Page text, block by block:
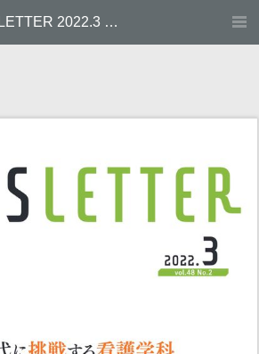
浜松医科大学 NEWSLETTER 2022.3 （Vol.48 No.2）